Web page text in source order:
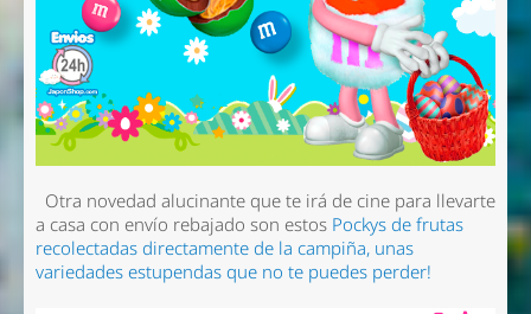
Otra novedad alucinante que te irá de cine para llevarte
a casa con envío rebajado son estos Pockys de frutas
recolectadas directamente de la campiña, unas
variedades estupendas que no te puedes perder!